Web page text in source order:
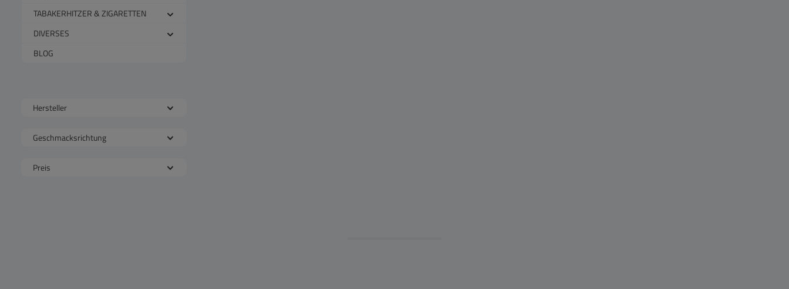
TABAKERHITZER & ZIGARETTEN
DIVERSES
BLOG
Hersteller
Geschmacksrichtung
Preis